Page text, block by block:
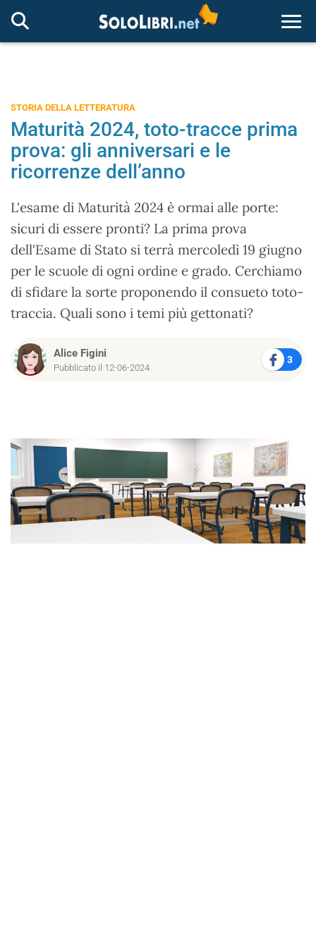
STORIA DELLA LETTERATURA
Maturità 2024, toto-tracce prima
prova: gli anniversari e le
ricorrenze dell’anno
L'esame di Maturità 2024 è ormai alle porte:
sicuri di essere pronti? La prima prova
dell'Esame di Stato si terrà mercoledì 19 giugno
per le scuole di ogni ordine e grado. Cerchiamo
di sfidare la sorte proponendo il consueto toto-
traccia. Quali sono i temi più gettonati?
Alice Figini
Pubblicato il 12-06-2024
3